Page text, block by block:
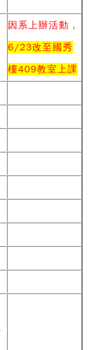
因系上辦活動，
6/23改至國秀
樓409教室上課